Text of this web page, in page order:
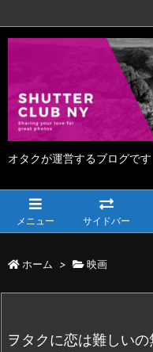
オタクが運営するブログです
メニュー サイドバー
ホーム > 映画
ヲタクに恋は難しい